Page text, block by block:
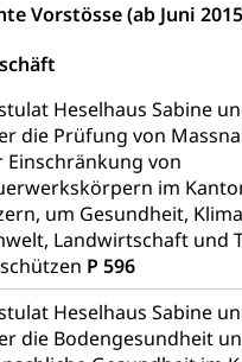
Vorstösse (ab Juni
Heselhaus Sabine
die Prüfung von
Einschränkung von
im
um Gesundheit,
Landwirtschaft und
P 596
Heselhaus Sabine
die Bodengesundheit
Amtsvormund, Mündel,
und
und
Kanton Luzern
Bauen
Kehrichtabfuhr,
Abfall und
Natur und Landschaft